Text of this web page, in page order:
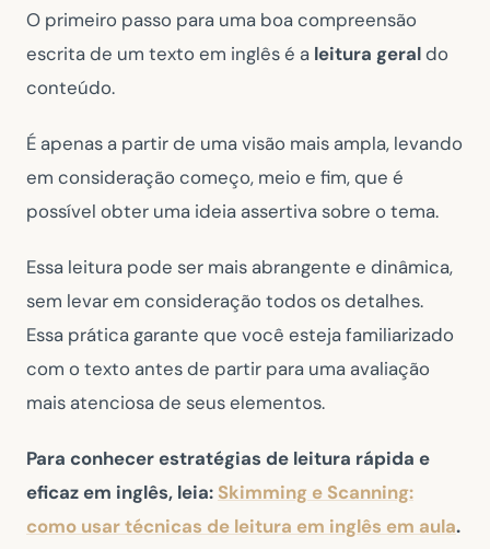
O primeiro passo para uma boa compreensão
escrita de um texto em inglês é a leitura geraldo
conteúdo.
É apenas a partir de uma visão mais ampla, levando
em consideração começo, meio e fim, que é
possível obter uma ideia assertiva sobre o tema.
Essa leitura pode ser mais abrangente e dinâmica,
sem levar em consideração todos os detalhes.
Essa prática garante que você esteja familiarizado
com o texto antes de partir para uma avaliação
mais atenciosa de seus elementos.
Para conhecer estratégias de leitura rápida e
eficaz em inglês, leia: Skimming e Scanning:
como usar técnicas de leitura em inglês em aula.